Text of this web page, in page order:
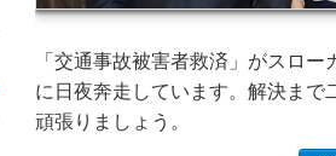
「交通事故被害者救済」がスロ
に日夜奔走しています。解決まで
頑張りましょう。